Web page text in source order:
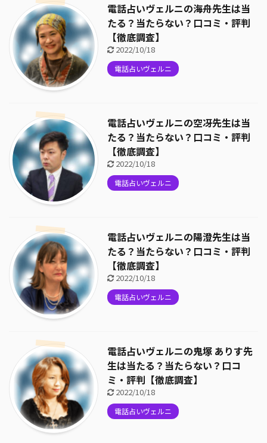
電話占いヴェルニの海舟先生は当
たる？当たらない？口コミ・評判
【徹底調査】
2022/10/18
電話占いヴェルニ
電話占いヴェルニの空冴先生は当
たる？当たらない？口コミ・評判
【徹底調査】
2022/10/18
電話占いヴェルニ
電話占いヴェルニの陽澄先生は当
たる？当たらない？口コミ・評判
【徹底調査】
2022/10/18
電話占いヴェルニ
電話占いヴェルニの鬼塚 ありす先
生は当たる？当たらない？口コ
ミ・評判【徹底調査】
2022/10/18
電話占いヴェルニ